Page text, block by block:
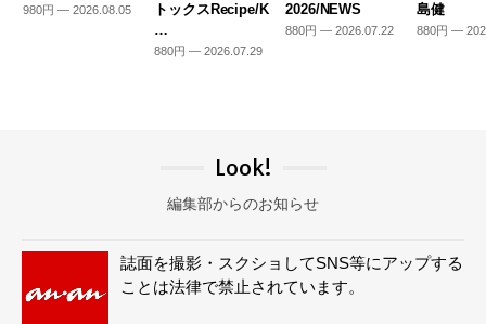
980円 — 2026.08.05
トックスRecipe/K
…
880円 — 2026.07.29
2026/NEWS
880円 — 2026.07.22
島健
880円 —
Look!
編集部からのお知らせ
誌面を撮影・スクショしてSNS等にアップする
ことは法律で禁止されています。